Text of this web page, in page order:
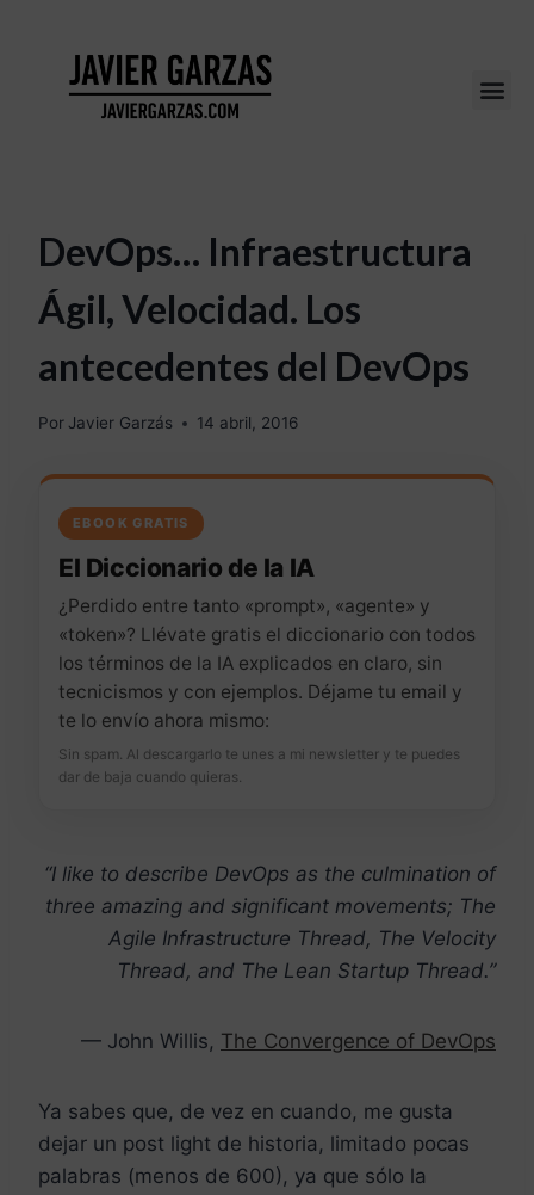
DevOps… Infraestructura
Ágil, Velocidad. Los
antecedentes del DevOps
Por Javier Garzás 14 abril, 2016
EBOOK GRATIS
El Diccionario de la IA
¿Perdido entre tanto «prompt», «agente» y
«token»? Llévate gratis el diccionario con todos
los términos de la IA explicados en claro, sin
tecnicismos y con ejemplos. Déjame tu email y
te lo envío ahora mismo:
Sin spam. Al descargarlo te unes a mi newsletter y te puedes
dar de baja cuando quieras.
“I like to describe DevOps as the culmination of
three amazing and significant movements; The
Agile Infrastructure Thread, The Velocity
Thread, and The Lean Startup Thread.”
— John Willis, The Convergence of DevOps
Ya sabes que, de vez en cuando, me gusta
dejar un post light de historia, limitado pocas
palabras (menos de 600), ya que sólo la